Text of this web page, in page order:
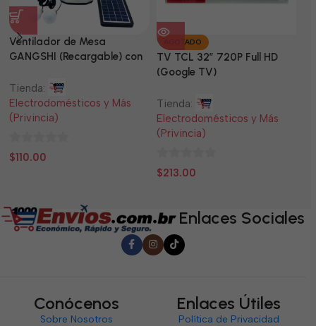
Ventilador de Mesa
GANGSHI (Recargable) con
Tienda:
Electrodomésticos y Más
(Privincia)
0
$110.00
AGOTADO
TV TCL 32” 720P Full HD
(Google TV)
Tienda:
Electrodomésticos y Más
(Privincia)
0
$213.00
Enlaces Sociales
Conócenos
Sobre Nosotros
Enlaces Útiles
Política de Privacidad